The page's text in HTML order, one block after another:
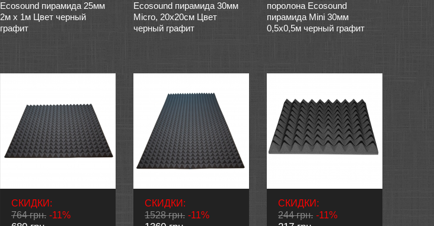
Ecosound пирамида 25мм
2м х 1м Цвет черный
графит
Ecosound пирамида 30мм
Micro, 20х20см Цвет
черный графит
поролона Ecosound
пирамида Mini 30мм
0,5х0,5м черный графит
СКИДКИ:
764 грн. -11%
СКИДКИ:
1528 грн. -11%
СКИДКИ:
244 грн. -11%